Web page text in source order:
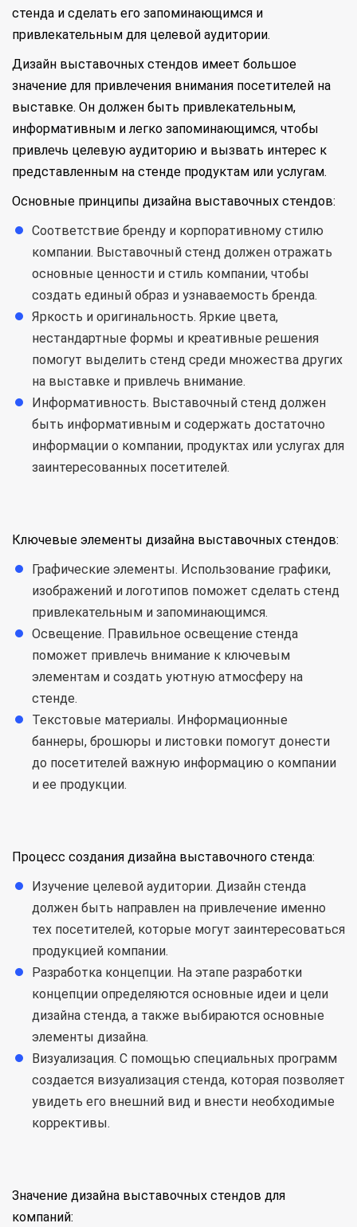
стенда и сделать его запоминающимся и
привлекательным для целевой аудитории.
Дизайн выставочных стендов имеет большое
значение для привлечения внимания посетителей на
выставке. Он должен быть привлекательным,
информативным и легко запоминающимся, чтобы
привлечь целевую аудиторию и вызвать интерес к
представленным на стенде продуктам или услугам.
Основные принципы дизайна выставочных стендов:
Соответствие бренду и корпоративному стилю
компании. Выставочный стенд должен отражать
основные ценности и стиль компании, чтобы
создать единый образ и узнаваемость бренда.
Яркость и оригинальность. Яркие цвета,
нестандартные формы и креативные решения
помогут выделить стенд среди множества других
на выставке и привлечь внимание.
Информативность. Выставочный стенд должен
быть информативным и содержать достаточно
информации о компании, продуктах или услугах для
заинтересованных посетителей.
Ключевые элементы дизайна выставочных стендов:
Графические элементы. Использование графики,
изображений и логотипов поможет сделать стенд
привлекательным и запоминающимся.
Освещение. Правильное освещение стенда
поможет привлечь внимание к ключевым
элементам и создать уютную атмосферу на
стенде.
Текстовые материалы. Информационные
баннеры, брошюры и листовки помогут донести
до посетителей важную информацию о компании
и ее продукции.
Процесс создания дизайна выставочного стенда:
Изучение целевой аудитории. Дизайн стенда
должен быть направлен на привлечение именно
тех посетителей, которые могут заинтересоваться
продукцией компании.
Разработка концепции. На этапе разработки
концепции определяются основные идеи и цели
дизайна стенда, а также выбираются основные
элементы дизайна.
Визуализация. С помощью специальных программ
создается визуализация стенда, которая позволяет
увидеть его внешний вид и внести необходимые
коррективы.
Значение дизайна выставочных стендов для
компаний: